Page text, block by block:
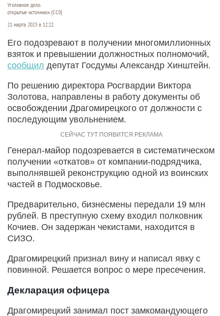
Уголовное дело.
открытые источники (CC0)
21 марта 2023 в 12:22
Его подозревают в получении многомиллионных
взяток и превышении должностных полномочий,
сообщил депутат Госдумы Александр Хинштейн.
По решению директора Росгвардии Виктора
Золотова, направлены в работу документы об
освобождении Драгомирецкого от должности с
последующим увольнением.
Генерал-майор подозревается в систематическом
получении «откатов» от компании-подрядчика,
выполнявшей реконструкцию одной из воинских
частей в Подмосковье.
Предварительно, бизнесмены передали 19 млн
рублей. В преступную схему входил полковник
Кочиев. Он задержан чекистами, находится в
СИЗО.
Драгомирецкий признал вину и написал явку с
повинной. Решается вопрос о мере пресечения.
Декларация офицера
Драгомирецкий занимал пост замкомандующего